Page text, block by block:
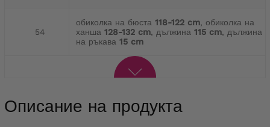
54
обиколка на бюста 118-122 cm, обиколка на
ханша 128-132 cm, дължина 115 cm, дължина
на ръкава 15 cm
Описание на продукта